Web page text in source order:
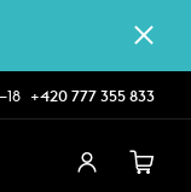
+420 777 355 833